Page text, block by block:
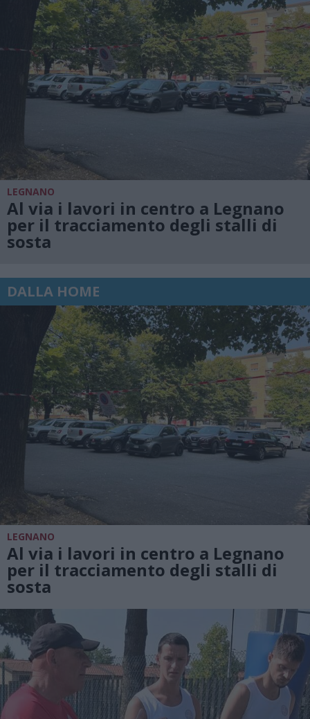
LEGNANO
Al via i lavori in centro a Legnano
per il tracciamento degli stalli di
sosta
DALLA HOME
LEGNANO
Al via i lavori in centro a Legnano
per il tracciamento degli stalli di
sosta